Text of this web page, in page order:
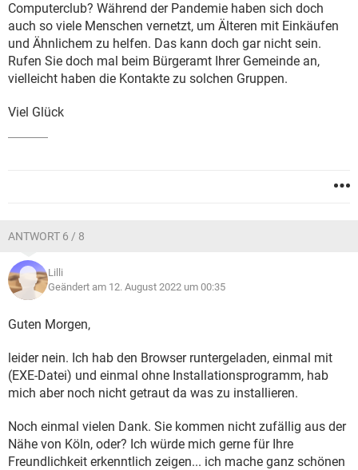
Computerclub? Während der Pandemie haben sich doch
auch so viele Menschen vernetzt, um Älteren mit Einkäufen
und Ähnlichem zu helfen. Das kann doch gar nicht sein.
Rufen Sie doch mal beim Bürgeramt Ihrer Gemeinde an,
vielleicht haben die Kontakte zu solchen Gruppen.
Viel Glück
ANTWORT 6 / 8
Lilli
Geändert am 12. August 2022 um 00:35
Guten Morgen,
leider nein. Ich hab den Browser runtergeladen, einmal mit
(EXE-Datei) und einmal ohne Installationsprogramm, hab
mich aber noch nicht getraut da was zu installieren.
Noch einmal vielen Dank. Sie kommen nicht zufällig aus der
Nähe von Köln, oder? Ich würde mich gerne für Ihre
Freundlichkeit erkenntlich zeigen... ich mache ganz schönen